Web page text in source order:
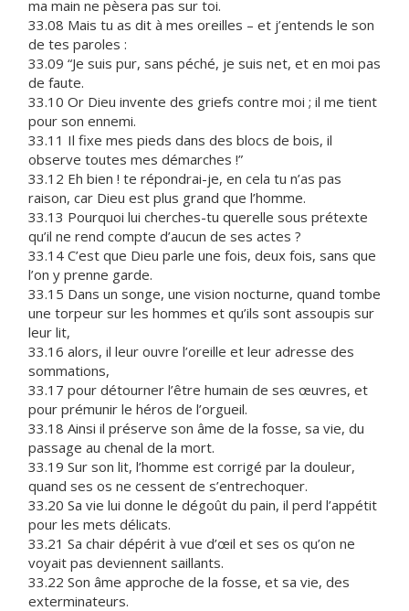
ma main ne pèsera pas sur toi.
33.08 Mais tu as dit à mes oreilles – et j’entends le son
de tes paroles :
33.09 “Je suis pur, sans péché, je suis net, et en moi pas
de faute.
33.10 Or Dieu invente des griefs contre moi ; il me tient
pour son ennemi.
33.11 Il fixe mes pieds dans des blocs de bois, il
observe toutes mes démarches !”
33.12 Eh bien ! te répondrai-je, en cela tu n’as pas
raison, car Dieu est plus grand que l’homme.
33.13 Pourquoi lui cherches-tu querelle sous prétexte
qu’il ne rend compte d’aucun de ses actes ?
33.14 C’est que Dieu parle une fois, deux fois, sans que
l’on y prenne garde.
33.15 Dans un songe, une vision nocturne, quand tombe
une torpeur sur les hommes et qu’ils sont assoupis sur
leur lit,
33.16 alors, il leur ouvre l’oreille et leur adresse des
sommations,
33.17 pour détourner l’être humain de ses œuvres, et
pour prémunir le héros de l’orgueil.
33.18 Ainsi il préserve son âme de la fosse, sa vie, du
passage au chenal de la mort.
33.19 Sur son lit, l’homme est corrigé par la douleur,
quand ses os ne cessent de s’entrechoquer.
33.20 Sa vie lui donne le dégoût du pain, il perd l’appétit
pour les mets délicats.
33.21 Sa chair dépérit à vue d’œil et ses os qu’on ne
voyait pas deviennent saillants.
33.22 Son âme approche de la fosse, et sa vie, des
exterminateurs.